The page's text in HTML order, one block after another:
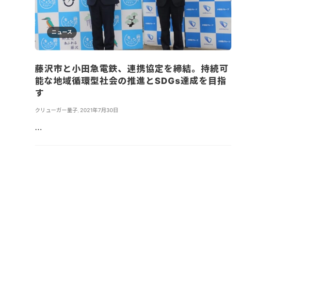
ニュース
藤沢市と小田急電鉄、連携協定を締結。持続可
能な地域循環型社会の推進とSDGs達成を目指
す
クリューガー量子, 2021年7月30日
...